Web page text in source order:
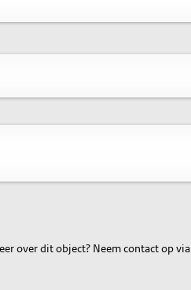
over dit object? Neem contact op via